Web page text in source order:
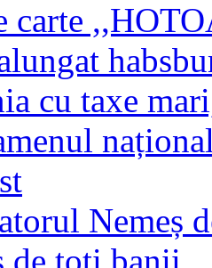
carte
cu taxe
Nemeș